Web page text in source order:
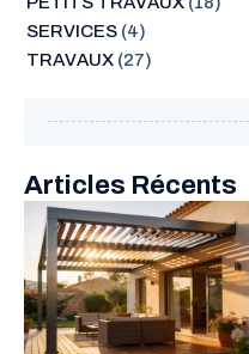
SERVICES(4)
TRAVAUX(27)
Articles Récents